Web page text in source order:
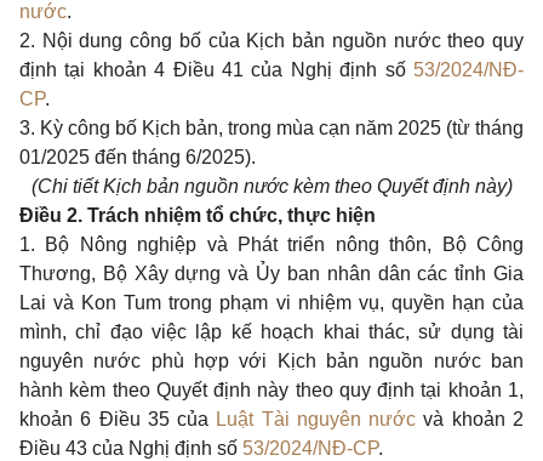
nước.
2. Nội dung công bố của Kịch bản nguồn nước theo quy
định tại khoản 4 Điều 41 của Nghị định số 53/2024/NĐ-
CP.
3. Kỳ công bố Kịch bản, trong mùa cạn năm 2025 (từ tháng
01/2025 đến tháng 6/2025).
(Chi tiết Kịch bản nguồn nước kèm theo Quyết định này)
Điều 2. Trách nhiệm tổ chức, thực hiện
1. Bộ Nông nghiệp và Phát triển nông thôn, Bộ Công
Thương, Bộ Xây dựng và Ủy ban nhân dân các tỉnh Gia
Lai và Kon Tum trong phạm vi nhiệm vụ, quyền hạn của
mình, chỉ đạo việc lập kế hoạch khai thác, sử dụng tài
nguyên nước phù hợp với Kịch bản nguồn nước ban
hành kèm theo Quyết định này theo quy định tại khoản 1,
khoản 6 Điều 35 của Luật Tài nguyên nước và khoản 2
Điều 43 của Nghị định số 53/2024/NĐ-CP.